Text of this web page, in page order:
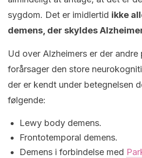
sygdom. Det er imidlertid ikke
demens, der skyldes
Ud over Alzheimers er der andre
forårsager den store
der er kendt under betegnelsen
følgende:
Lewy body demens.
Frontotemporal demens.
Demens i forbindelse med